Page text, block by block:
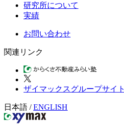
研究所について
実績
お問い合わせ
関連リンク
ザイマックスグループサイト
日本語 /ENGLISH